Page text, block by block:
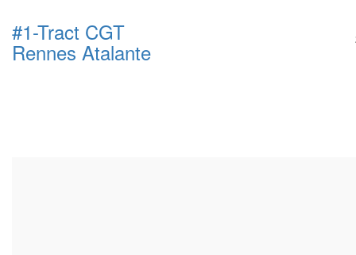
#1-Tract CGT
Rennes Atalante